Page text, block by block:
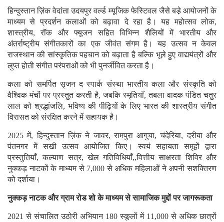
हिन्दुस्तान ज़िंक वेदांता उदयपुर वर्ल्ड म्यूजिक फेस्टिवल जैसे बडे़ आयोजनों के
माध्यम से प्रदर्शन कलाओं को बढ़ावा दे रहा है। यह महोत्सव लोक,
शास्त्रीय, रॉक और फ्यूजन सहित विभिन्न शैलियों में भारतीय और
अंतर्राष्ट्रीय संगीतकारों का एक जीवंत संगम है। यह उत्सव न केवल
राजस्थान की सांस्कृतिक पहचान को बढ़ाता है बल्कि भूले हुए वाद्ययंत्रों और
लुप्त होती संगीत परंपराओं को भी पुनर्जीवित करता है।
कला को समर्पित सृजन द स्पार्क संस्था भारतीय कला और संस्कृति को
वैश्विक मंचों पर प्रस्तुत करती है, जबकि स्मृतियाँ, तबला वादक पंडित चतुर
लाल को श्रद्धांजलि, भविष्य की पीढ़ियों के लिए भारत की शास्त्रीय संगीत
विरासत को संरक्षित करने में सहायक है।
2025 में, हिन्दुस्तान ज़िंक ने जावर, रामपुरा आगुचा, चंदेरिया, दरीबा और
पंतनगर में सखी उत्सव आयोजित किए। स्वयं सहायता समूहों द्वारा
प्रस्तुतियाँ, कल्याण सत्र, खेल गतिविधियाँ,,वित्तीय साक्षरता शिविर और
नुक्कड़ नाटकों के माध्यम से 7,000 से अधिक महिलाओं ने अपनी सशक्तिरण
को दर्शाया।
नुक्कड़ नाटक और ग्राम रोड शो के माध्यम से सामाजिक मुद्दों पर जागरूकता
2021 से संचालित उठोरी अभियान 180 स्कूलों में 11,000 से अधिक छात्रों